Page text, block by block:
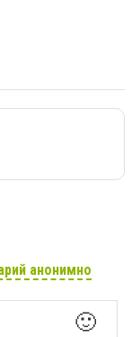
анонимно
🙂